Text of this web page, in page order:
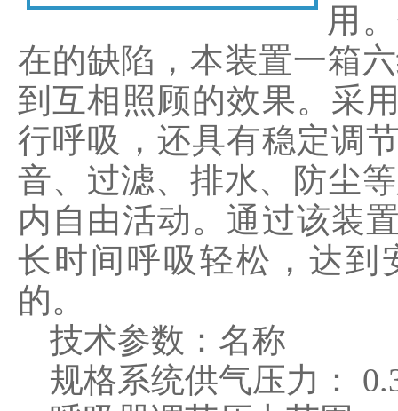
用
在的缺陷，本装置一箱
到互相照顾的效果。采
行呼吸，还具有稳定调
音、过滤、排水、防尘
内自由活动。通过该装
长时间呼吸轻松，达到
的。
技术参数：名称
规格系统供气压力：